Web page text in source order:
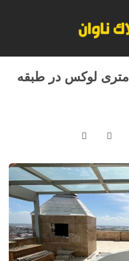
فروش پنت هاوس ۳۲۰ متری لوکس در طبقه